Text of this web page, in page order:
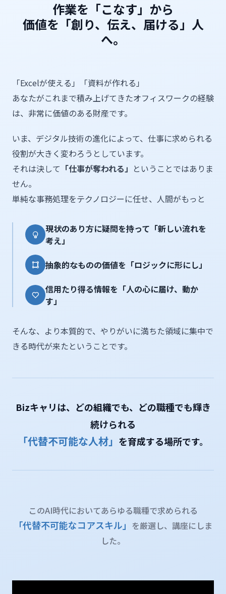
作業を「こなす」から
価値を「創り、伝え、届ける」人
へ。
「Excelが使える」「資料が作れる」
あなたがこれまで積み上げてきたオフィスワークの経験
は、非常に価値のある財産です。
いま、デジタル技術の進化によって、仕事に求められる
役割が大きく変わろうとしています。
それは決して 「仕事が奪われる」 ということではありま
せん。
単純な事務処理をテクノロジーに任せ、人間がもっと
現状のあり方に疑問を持って「新しい流れを
考え」
抽象的なものの価値を「ロジックに形にし」
信用たり得る情報を「人の心に届け、動か
す」
そんな、より本質的で、やりがいに満ちた領域に集中で
きる時代が来たということです。
Bizキャリは、どの組織でも、どの職種でも輝き
続けられる
「代替不可能な人材」 を育成する場所です。
このAI時代においてあらゆる職種で求められる
「代替不可能なコアスキル」 を厳選し、講座にしま
した。